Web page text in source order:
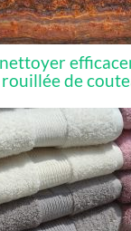
rouillée de